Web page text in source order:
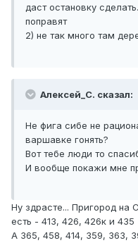
даст остановку
поправят
2) не так много там
Алексей_С. сказал:
Не фига сибе не
варшавке гонять?
Вот тебе люди то
И вообще покажи мне
Ну здрасте... Пригород
есть - 413, 426, 426к и 435
А 365, 458, 414, 359, 363,